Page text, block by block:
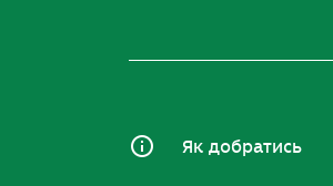
Як добратись